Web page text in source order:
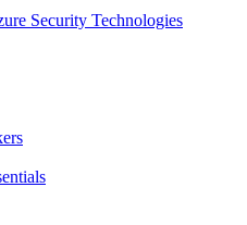
Security Technologies